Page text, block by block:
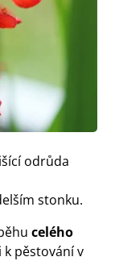
odrůda
stonku.
celého
k pěstování v